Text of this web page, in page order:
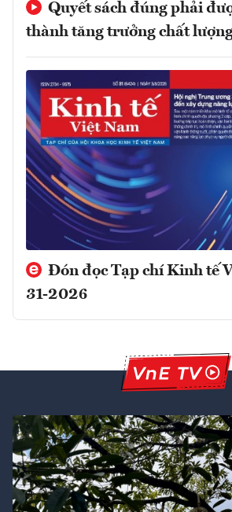
Quyết sách đúng phải
thành tăng trưởng chất
Đón đọc Tạp chí Kinh tế
31-2026